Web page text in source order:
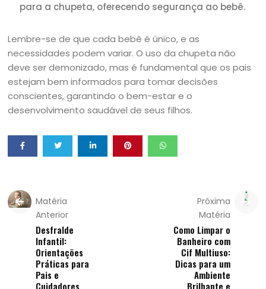
para a chupeta, oferecendo segurança ao bebê.
Lembre-se de que cada bebê é único, e as
necessidades podem variar. O uso da chupeta não
deve ser demonizado, mas é fundamental que os pais
estejam bem informados para tomar decisões
conscientes, garantindo o bem-estar e o
desenvolvimento saudável de seus filhos.
Matéria
Anterior
Desfralde
Infantil:
Orientações
Práticas para
Pais e
Cuidadores
Próxima
Matéria
Como Limpar o
Banheiro com
Cif Multiuso:
Dicas para um
Ambiente
Brilhante e